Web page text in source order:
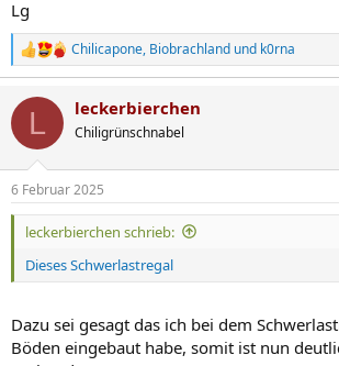
Lg
R
e
k
i
e
n
Chilicapone, Biobrachland und k0rna
L leckerbierchen
Chiligrünschnabel
6 Februar 2025
leckerbierchen schrieb:
Dieses Schwerlastregal
Dazu sei gesagt das ich bei dem
Böden eingebaut habe, somit ist nun